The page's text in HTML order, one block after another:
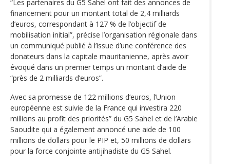
“Les partenaires du G5 Sahel ont fait des annonces de
financement pour un montant total de 2,4 milliards
d’euros, correspondant à 127 % de l’objectif de
mobilisation initial”, précise l’organisation régionale dans
un communiqué publié à l’issue d’une conférence des
donateurs dans la capitale mauritanienne, après avoir
évoqué dans un premier temps un montant d’aide de
“près de 2 milliards d’euros”.
Avec sa promesse de 122 millions d’euros, l’Union
européenne est suivie de la France qui investira 220
millions au profit des priorités” du G5 Sahel et de l’Arabie
Saoudite qui a également annoncé une aide de 100
millions de dollars pour le PIP et, 50 millions de dollars
pour la force conjointe antijihadiste du G5 Sahel.